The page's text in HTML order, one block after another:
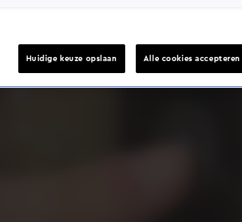
Huidige keuze opslaan Alle cookies accepteren